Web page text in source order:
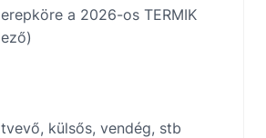
a 2026-os TERMIK
külsős, vendég, stb